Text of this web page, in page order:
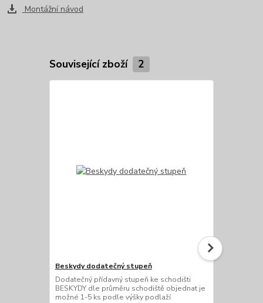
Montážní návod
Související zboží 2
Beskydy dodatečný stupeň
Dodatečný přídavný stupeň ke schodišti
BESKYDY dle průměru schodiště objednat je
možné 1-5 ks podle výšky podlaží